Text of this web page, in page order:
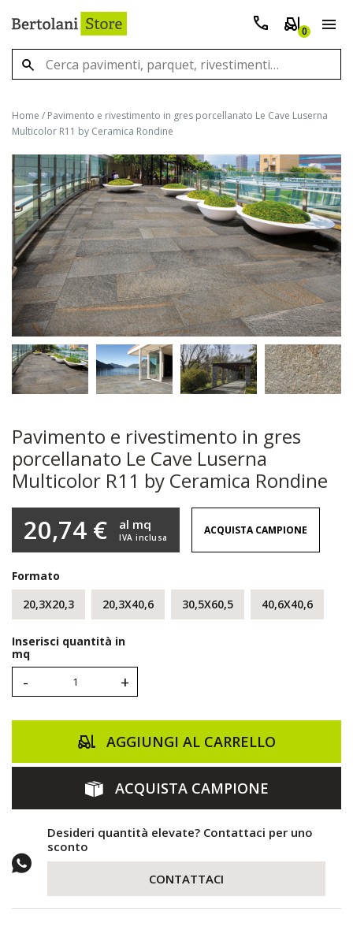
0
Home / Pavimento e rivestimento in gres porcellanato Le Cave Luserna
Multicolor R11 by Ceramica Rondine
Pavimento e rivestimento in gres
porcellanato Le Cave Luserna
Multicolor R11 by Ceramica Rondine
20,74 € IVA inclusa
al mq ACQUISTA CAMPIONE
Formato
20,3X20,3
20,3X40,6 30,5X60,5 40,6X40,6
Inserisci quantità in
mq
- +
AGGIUNGI AL CARRELLO
ACQUISTA CAMPIONE
Desideri quantità elevate? Contattaci per uno
sconto
CONTATTACI